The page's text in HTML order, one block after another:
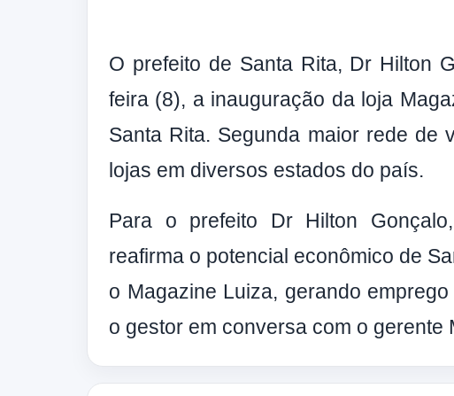
O prefeito de Santa Rita, Dr Hilton
feira (8), a inauguração da loja
Santa Rita. Segunda maior rede de
lojas em diversos estados do país.
Para o prefeito Dr Hilton Gonçalo,
reafirma o potencial econômico de
o Magazine Luiza, gerando
o gestor em conversa com o gerente